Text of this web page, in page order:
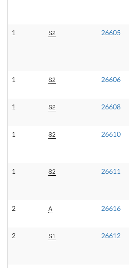
1 S2 26605
1 S2 26606
1 S2 26608
1 S2 26610
1 S2 26611
2 A 26616
2 S1 26612